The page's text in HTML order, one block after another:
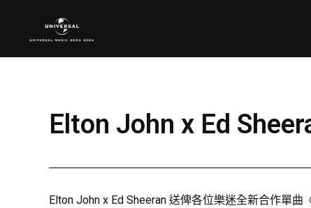
Elton John x Ed
Elton John x Ed Sheeran 送俾各位樂迷全新合作單